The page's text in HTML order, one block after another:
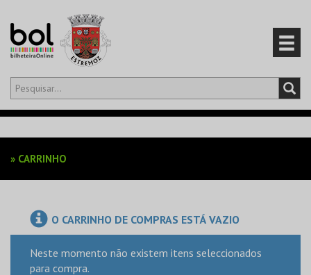
Olá,iniciar sessão
EVENTOS
CARTÕES
PRODUTOS
» CARRINHO
O CARRINHO DE COMPRAS ESTÁ VAZIO
Neste momento não existem itens seleccionados
para compra.